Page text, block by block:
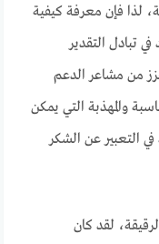
لذا فإن معرفة كيفية
تبادل التقدير
من مشاعر الدعم
والمهذبة التي يمكن
التعبير عن الشكر
لقد كان